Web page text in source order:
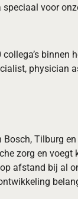
voor
physician
Tilburg
zorg en
afstand bij